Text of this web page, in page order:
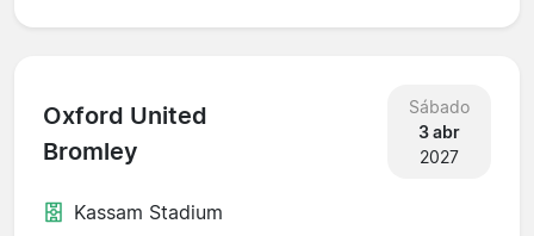
Oxford United
Bromley
Sábado
3 abr
2027
Kassam Stadium